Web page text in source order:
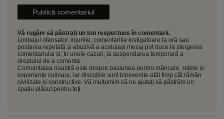
Vă rugăm să păstrați un ton respectuos în comentarii.
Limbajul ofensator, injuriile, comentariile instigatoare la ură sau
postarea repetată și abuzivă a aceluiași mesaj pot duce la ștergerea
comentariului și, în unele cazuri, la suspendarea temporară a
dreptului de a comenta.
Comunitatea noastră este despre pasiunea pentru mâncare, rețete și
experiențe culinare, iar discuțiile sunt binevenite atât timp cât rămân
civilizate și constructive. Vă mulțumim că ne ajutați să păstrăm un
spațiu plăcut pentru toți